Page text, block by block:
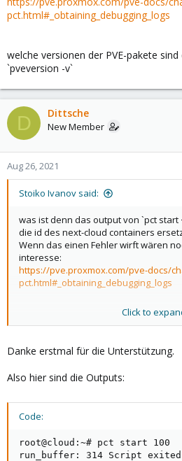
pct.html#_obtaining_debugging_logs
welche versionen der PVE-pakete
`pveversion -v`
D Dittsche
New Member
Aug 26, 2021
Stoiko Ivanov said:
was ist denn das output von `pct start
die id des next-cloud containers
Wenn das einen Fehler wirft wären
interesse:
https://pve.proxmox.com/pve-docs/
pct.html#_obtaining_debugging_logs
welche versionen der PVE-pakete
Click to
Danke erstmal für die Unterstützung.
Also hier sind die Outputs:
Code:
root@cloud:~# pct start 100
run_buffer: 314 Script